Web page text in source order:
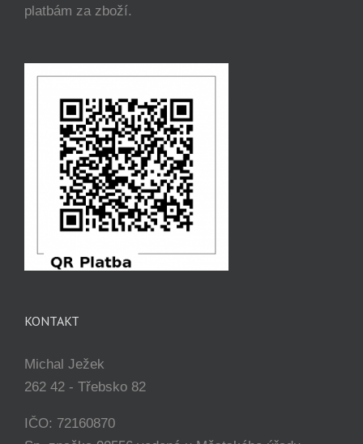
platbám za zboží.
KONTAKT
Michal Ježek
262 42 - Třebsko 82
IČO: 72160870